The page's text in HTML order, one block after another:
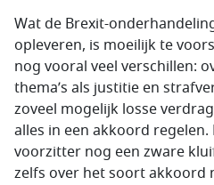
Wat de Brexit-
opleveren, is moeilijk te
nog vooral veel verschillen:
thema’s als justitie en
zoveel mogelijk losse
alles in een akkoord
voorzitter nog een zware
zelfs over het soort akkoord